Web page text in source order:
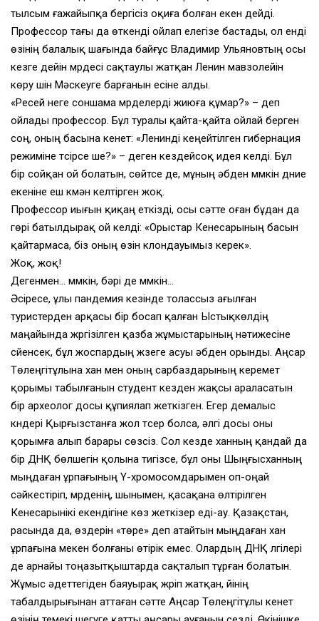
тылсым ғажайыпқа бергісіз оқиға болған екен дейді.
Профессор тағы да өткенді ойлап елегізе бастады, ол енді
өзінің балалық шағында байғұс Владимир Ульяновтың осы
кезге дейін мүрдесі сақтаулы жатқан Ленин мавзолейін
көру үшін Мәскеуге барғанын есіне алды.
«Ресей неге соншама мүрделерді жиюға құмар?» – деп
ойлады профессор. Бұл туралы қайта-қайта ойлай берген
соң, оның басына кенет: «Ленинді кеңейтілген гибернация
режиміне түсірсе ше?» – деген кездейсоқ идея келді. Бұл
бір сойқан ой болатын, сөйтсе де, мұның әбден мүмкін дүние
екеніне еш күмән келтірген жоқ.
Профессор иығын қиқаң еткізді, осы сәтте оған бұдан да
гөрі батылдырақ ой келді: «Орыстар Кенесарының басын
қайтармаса, біз оның өзін клондауымыз керек».
Жоқ, жоқ!
Дегенмен… мүмкін, бәрі де мүмкін…
Әсіресе, ұлы пандемия кезінде толассыз ағылған
туристерден арқасы бір босап қалған Ыстықкөлдің
маңайында жүргізілген қазба жұмыстарының нәтижесіне
сүйенсек, бұл жоспардың жүзеге асуы әбден орынды. Аңсар
Төлеңгітұлына хан мен оның сарбаздарының керемет
қорымы табылғанын студент кезден жақсы араласатын
бір археолог досы құпиялап жеткізген. Егер демалыс
күндері Қырғызстанға жол түсер болса, әлгі досы оны
қорымға алып барары сөзсіз. Сол кезде ханның қандай да
бір ДНҚ бөлшегін қолына тигізсе, бұл оны Шыңғысханның
мыңдаған ұрпағының Y-хромосомдарымен оп-оңай
сәйкестіріп, мүрденің, шыны­мен, қасақана өлтірілген
Кенесарынікі екендігіне көз жеткізер еді-ау. Қазақстан,
расында да, өздерін «төре» деп атайтын мыңдаған хан
ұрпағына мекен болғаны өтірік емес. Олардың ДНҚ үлгілері
де арнайы тоңазытқыштарда сақталып тұрған болатын.
Жұмыс әдеттегіден баяуырақ жүріп жатқан, үйінің
табалдырығынан аттаған сәтте Аңсар Төлеңгітұлы кенет